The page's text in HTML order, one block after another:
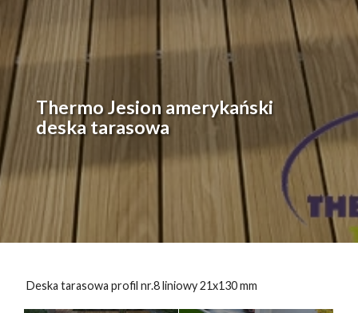
Thermo Jesion amerykański
deska tarasowa
Deska tarasowa profil nr.8 liniowy 21x130 mm